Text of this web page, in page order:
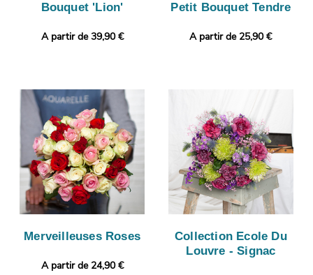
Bouquet 'Lion'
A partir de 39,90 €
Petit Bouquet Tendre
A partir de 25,90 €
Merveilleuses Roses
A partir de 24,90 €
Collection Ecole Du
Louvre - Signac